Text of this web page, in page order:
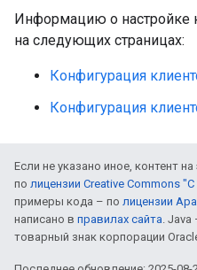
Информацию о настройке
на следующих страницах:
Конфигурация
Конфигурация
Если не указано иное, контент
по лицензии Creative Commons
примеры кода – по лицензии
написано в правилах сайта. Java
товарный знак корпорации